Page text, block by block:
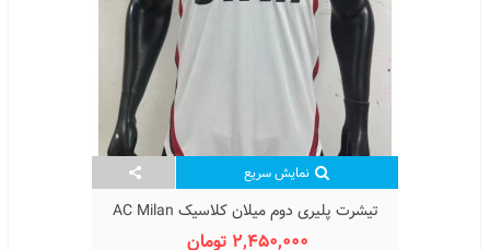
نمایش سریع
تیشرت پلیری دوم میلان کلاسیک AC Milan
Classic 2006
2,450,000 تومان